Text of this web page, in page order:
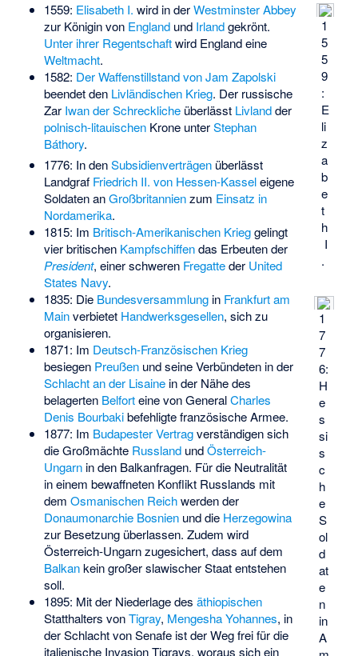
1
5
5
9
:
E
li
z
a
b
e
t
h
I
.
1559: Elisabeth I. wird in derWestminster Abbey
zur Königin von Englandund Irlandgekrönt.
Unter ihrer Regentschaftwird England eine
Weltmacht.
1582: Der Waffenstillstand von Jam Zapolski
beendet den Livländischen Krieg. Der russische
Zar Iwan der Schrecklicheüberlässt Livlandder
polnisch-litauischenKrone unterStephan
Báthory.
1
7
7
6:
H
e
s
si
s
c
h
e
S
ol
d
at
e
n
in
A
1776: In denSubsidienverträgenüberlässt
Landgraf Friedrich II. von Hessen-Kasseleigene
Soldaten anGroßbritannienzum Einsatz in
Nordamerika.
1815: Im Britisch-Amerikanischen Krieggelingt
vier britischen Kampfschiffendas Erbeuten der
President, einer schweren Fregatteder United
States Navy.
1835: Die Bundesversammlungin Frankfurt am
Mainverbietet Handwerksgesellen, sich zu
organisieren.
1871: Im Deutsch-Französischen Krieg
besiegen Preußenund seine Verbündeten in der
Schlacht an der Lisainein der Nähe des
belagerten Belforteine von GeneralCharles
Denis Bourbakibefehligte französische Armee.
1877: Im Budapester Vertragverständigen sich
die Großmächte RusslandundÖsterreich-
Ungarnin den Balkanfragen. Für die Neutralität
in einem bewaffneten Konflikt Russlands mit
dem Osmanischen Reichwerden der
Donaumonarchie Bosnienund die Herzegowina
zur Besetzung überlassen. Zudem wird
Österreich-Ungarn zugesichert, dass auf dem
Balkankein großer slawischer Staat entstehen
soll.
1895: Mit der Niederlage des äthiopischen
Statthalters vonTigray, Mengesha Yohannes, in
derSchlacht von Senafeist der Weg frei für die
italienische Invasion Tigrays, woraus sich ein